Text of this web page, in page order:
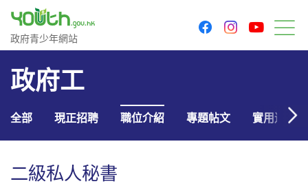
政府青少年網站
政府青少年網站
facebookinstagram
政府工
全部 現正招聘 職位介紹 專題帖文 實用連結
二級私人秘書